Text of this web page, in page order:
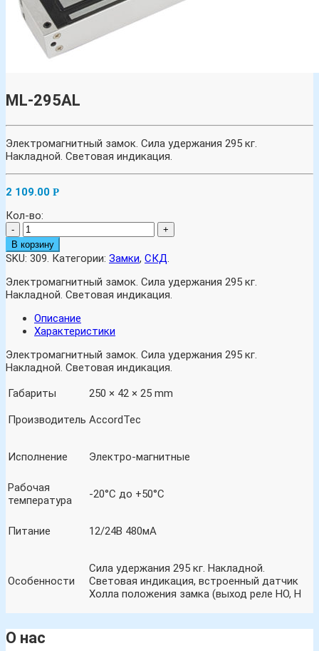
ML-295AL
Электромагнитный замок. Сила удержания 295 кг.
Накладной. Световая индикация.
2 109.00 Р
Кол-во:
-
+
В корзину
SKU: 309. Категории: Замки, СКД.
Электромагнитный замок. Сила удержания 295 кг.
Накладной. Световая индикация.
Описание
Характеристики
Электромагнитный замок. Сила удержания 295 кг.
Накладной. Световая индикация.
Габариты
250 × 42 × 25 mm
Производитель AccordTec
Исполнение Электро-магнитные
Рабочая
температура
-20°С до +50°С
Питание 12/24В 480мА
Особенности
Сила удержания 295 кг. Накладной.
Световая индикация, встроенный датчик
Холла положения замка (выход реле НО, Н
О нас